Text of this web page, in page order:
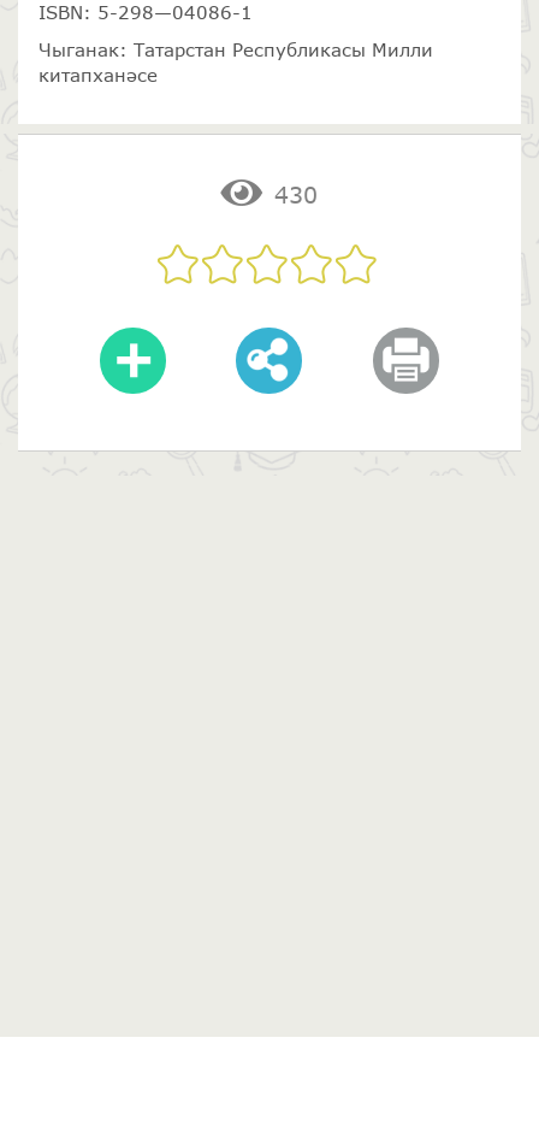
ISBN: 5-298—04086-1
Чыганак: Татарстан Республикасы Милли
китапханәсе
430